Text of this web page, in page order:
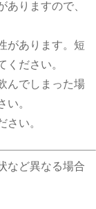
りますので、
があります。短
ださい。
んでしまった場
い。
さい。
など異なる場合